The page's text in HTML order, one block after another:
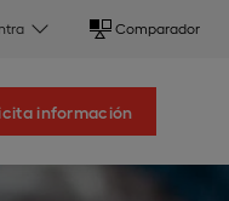
Comparador
información